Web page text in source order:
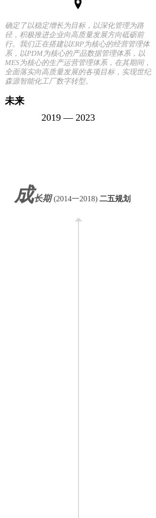
未来
2019 — 2023
成长期 (2014一2018) 二五规划
确定了以稳定增长为目标，以深化管理为路
径，积极推进企业向高质量发展方向砥砺前
行。我们正在搭建以ERP为核心的经营管理体
系，以PDM为核心的产品数据管理体系，以
MES为核心的生产运营管理体系，在其期间，
全面落实向高质量发展的各项目标，实现世纪
森源智能化工厂数字转型。